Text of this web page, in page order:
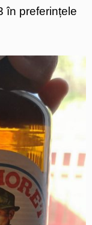
în preferințele